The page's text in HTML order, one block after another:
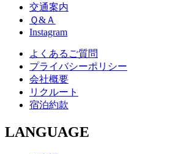
交通案内
Ｑ&Ａ
Instagram
よくあるご質問
プライバシーポリシー
会社概要
リクルート
宿泊約款
LANGUAGE